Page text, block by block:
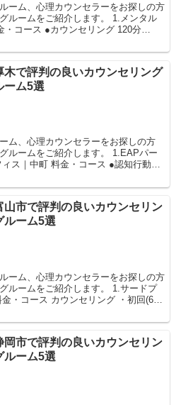
ーム、心理カウンセラーをお探しの方
ルームをご紹介します。 1.メンタル
木で評判の良いカウンセリング
ーム5選
ム、心理カウンセラーをお探しの方
ルームをご紹介します。 1.EAPパー
ース ●認知行動療
山市で評判の良いカウンセリン
ルーム5選
ーム、心理カウンセラーをお探しの方
ルームをご紹介します。 1.サードプ
岡市で評判の良いカウンセリン
ルーム5選